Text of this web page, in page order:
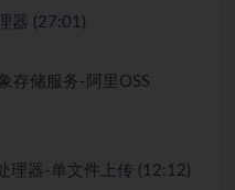
器 (27:01)
存储服务-阿里OSS
理器-单文件上传 (12:12)